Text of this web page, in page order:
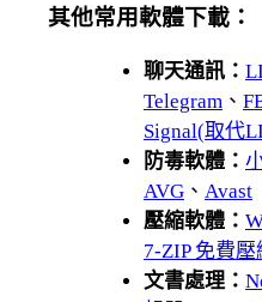
其他常用軟體下載：
聊天通訊：
Telegram 、
Signal(取代
防毒軟體：
AVG 、 Avast
壓縮軟體：
7-ZIP 免費
文書處理：